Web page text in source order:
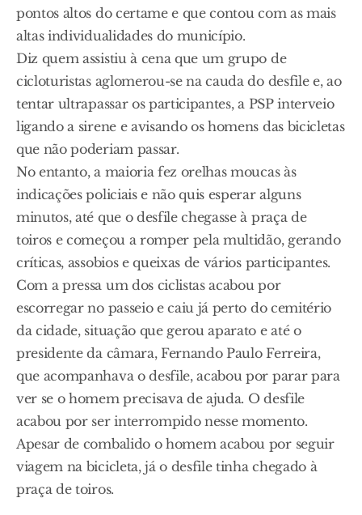
pontos altos do certame e que contou com as mais
altas individualidades do município.
Diz quem assistiu à cena que um grupo de
cicloturistas aglomerou-se na cauda do desfile e, ao
tentar ultrapassar os participantes, a PSP interveio
ligando a sirene e avisando os homens das bicicletas
que não poderiam passar.
No entanto, a maioria fez orelhas moucas às
indicações policiais e não quis esperar alguns
minutos, até que o desfile chegasse à praça de
toiros e começou a romper pela multidão, gerando
críticas, assobios e queixas de vários participantes.
Com a pressa um dos ciclistas acabou por
escorregar no passeio e caiu já perto do cemitério
da cidade, situação que gerou aparato e até o
presidente da câmara, Fernando Paulo Ferreira,
que acompanhava o desfile, acabou por parar para
ver se o homem precisava de ajuda. O desfile
acabou por ser interrompido nesse momento.
Apesar de combalido o homem acabou por seguir
viagem na bicicleta, já o desfile tinha chegado à
praça de toiros.